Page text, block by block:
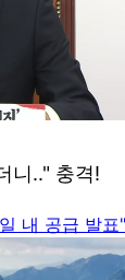
내 공급 발표"